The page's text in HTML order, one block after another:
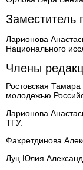
Заместитель
Ларионова
Национального
Члены
Ростовская
молодежью
Ларионова
ТГУ.
Фахретдинова
Луц Юлия